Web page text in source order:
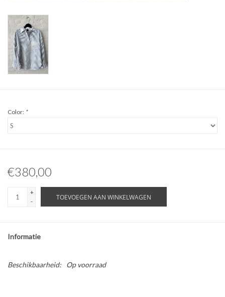
Color: *
€380,00
+
-
TOEVOEGEN AAN WINKELWAGEN
Informatie
Beschikbaarheid: Op voorraad